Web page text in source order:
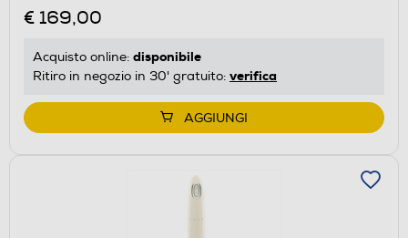
€ 169,00
Acquisto online: disponibile
Ritiro in negozio in 30' gratuito: verifica
AGGIUNGI